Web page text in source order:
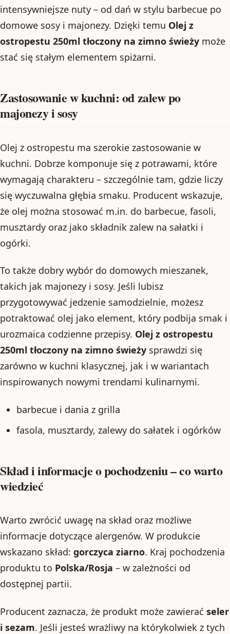
intensywniejsze nuty – od dań w stylu barbecue po
domowe sosy i majonezy. Dzięki temu Olej z
ostropestu 250ml tłoczony na zimno świeży może
stać się stałym elementem spiżarni.
Zastosowanie w kuchni: od zalew po
majonezy i sosy
Olej z ostropestu ma szerokie zastosowanie w
kuchni. Dobrze komponuje się z potrawami, które
wymagają charakteru – szczególnie tam, gdzie liczy
się wyczuwalna głębia smaku. Producent wskazuje,
że olej można stosować m.in. do barbecue, fasoli,
musztardy oraz jako składnik zalew na sałatki i
ogórki.
To także dobry wybór do domowych mieszanek,
takich jak majonezy i sosy. Jeśli lubisz
przygotowywać jedzenie samodzielnie, możesz
potraktować olej jako element, który podbija smak i
urozmaica codzienne przepisy. Olej z ostropestu
250ml tłoczony na zimno świeży sprawdzi się
zarówno w kuchni klasycznej, jak i w wariantach
inspirowanych nowymi trendami kulinarnymi.
barbecue i dania z grilla
fasola, musztardy, zalewy do sałatek i ogórków
Skład i informacje o pochodzeniu – co warto
wiedzieć
Warto zwrócić uwagę na skład oraz możliwe
informacje dotyczące alergenów. W produkcie
wskazano skład: gorczyca ziarno. Kraj pochodzenia
produktu to Polska/Rosja – w zależności od
dostępnej partii.
Producent zaznacza, że produkt może zawierać seler
i sezam. Jeśli jesteś wrażliwy na którykolwiek z tych